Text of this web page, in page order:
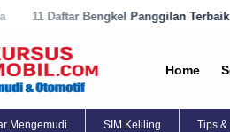
Panggilan Terbaik di Purworejo Sekarang!
Home
Mengemudi SIM Keliling Tips &